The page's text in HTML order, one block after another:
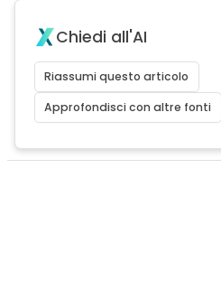
Chiedi all'AI
Riassumi questo articolo
Approfondisci con altre fonti